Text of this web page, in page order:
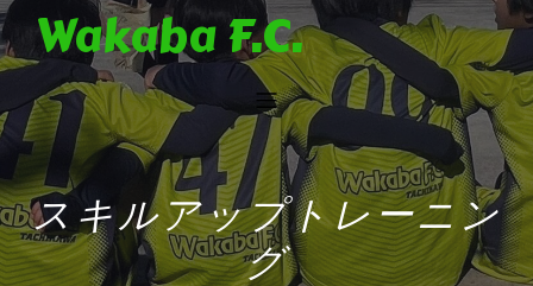
Wakaba F.C.
スキルアップトレーニン
グ